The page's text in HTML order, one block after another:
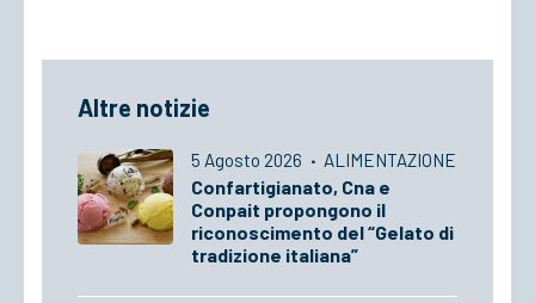
Altre notizie
5 Agosto 2026 · ALIMENTAZIONE
Confartigianato, Cna e
Conpait propongono il
riconoscimento del “Gelato di
tradizione italiana”